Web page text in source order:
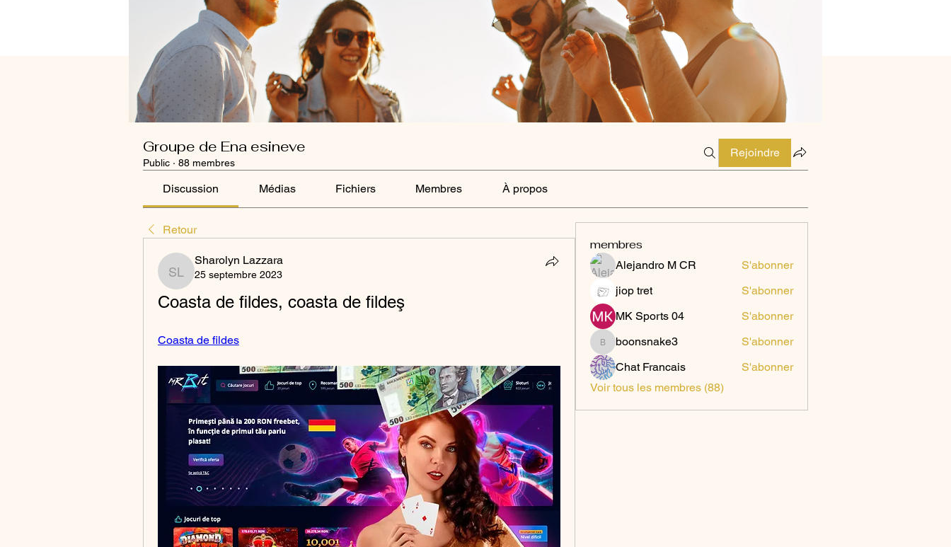
Groupe de Ena esineve
Public · 88 membres
Rejoindre
Discussion Médias Fichiers Membres À propos
Retour
Sharolyn Lazzara
Sharolyn Lazzara
25 septembre 2023
Coasta de fildes, coasta de fildeş
Coasta de fildes
membres
Alejandro M CR
S'abonner
jiop tret
S'abonner
MK Sports 04
S'abonner
boonsnake3
boonsnake3
S'abonner
Chat Francais
S'abonner
Voir tous les membres (88)